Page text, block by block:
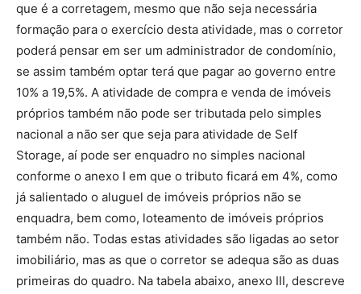
que é a corretagem, mesmo que não seja necessária
formação para o exercício desta atividade, mas o corretor
poderá pensar em ser um administrador de condomínio,
se assim também optar terá que pagar ao governo entre
10% a 19,5%. A atividade de compra e venda de imóveis
próprios também não pode ser tributada pelo simples
nacional a não ser que seja para atividade de Self
Storage, aí pode ser enquadro no simples nacional
conforme o anexo I em que o tributo ficará em 4%, como
já salientado o aluguel de imóveis próprios não se
enquadra, bem como, loteamento de imóveis próprios
também não. Todas estas atividades são ligadas ao setor
imobiliário, mas as que o corretor se adequa são as duas
primeiras do quadro. Na tabela abaixo, anexo III, descreve